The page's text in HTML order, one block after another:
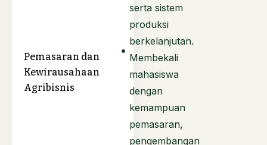
serta sistem
produksi
berkelanjutan.
Pemasaran dan
Kewirausahaan
Agribisnis
Membekali
mahasiswa
dengan
kemampuan
pemasaran,
pengembangan